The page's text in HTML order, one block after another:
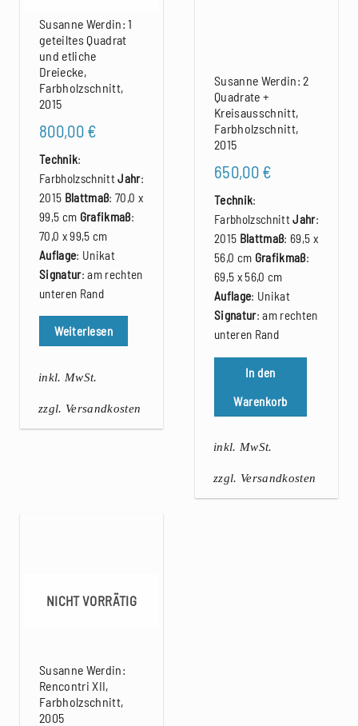
Susanne Werdin: 1
geteiltes Quadrat
und etliche
Dreiecke,
Farbholzschnitt,
2015
800,00 €
Technik:
FarbholzschnittJahr:
2015 Blattmaß: 70,0 x
99,5 cm Grafikmaß:
70,0 x 99,5 cm
Auflage: Unikat
Signatur: am rechten
unteren Rand
Weiterlesen
inkl. MwSt.
zzgl. Versandkosten
Susanne Werdin: 2
Quadrate +
Kreisausschnitt,
Farbholzschnitt,
2015
650,00 €
Technik:
FarbholzschnittJahr:
2015 Blattmaß: 69,5 x
56,0 cm Grafikmaß:
69,5 x 56,0 cm
Auflage: Unikat
Signatur: am rechten
unteren Rand
In den
Warenkorb
inkl. MwSt.
zzgl. Versandkosten
NICHT VORRÄTIG
Susanne Werdin:
Rencontri XII,
Farbholzschnitt,
2005